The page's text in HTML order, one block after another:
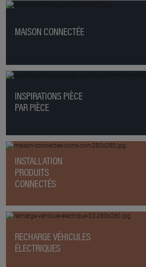
MAISON CONNECTÉE
INSPIRATIONS PIÈCE
PAR PIÈCE
INSTALLATION
PRODUITS
CONNECTÉS
RECHARGE VÉHICULES
ÉLECTRIQUES